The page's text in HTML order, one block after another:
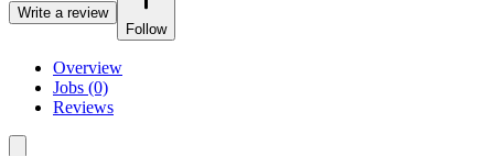
Write a review
Follow
Overview
Jobs (0)
Reviews